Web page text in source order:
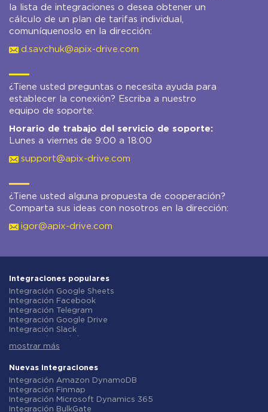
la lista de integraciones o desea obtener un
cálculo de un plan de tarifas individual,
comuníquenoslo en la dirección:
d.savchuk@apix-drive.com
¿Tiene usted preguntas o necesita ayuda para
establecer la conexión? Escriba a nuestro
equipo de soporte:
Horario de trabajo del servicio de soporte:
Lunes a viernes de 9:00 a 18:00
support@apix-drive.com
¿Tiene usted alguna propuesta de cooperación?
Comparta sus ideas con nosotros en la dirección:
igor@apix-drive.com
Integraciones populares
Integración Google Sheets
Integración Facebook
Integración Telegram
Integración Google Drive
Integración Slack
Integración Gmail
Integración ClickUp
Integración Airtable
Integración Google Contacts
Integración OpenAI (ChatGPT)
Integración Instagram
mostrar más
Nuevas integraciones
Integración Amazon DynamoDB
Integración Finmap
Integración Microsoft Dynamics 365
Integración BulkGate